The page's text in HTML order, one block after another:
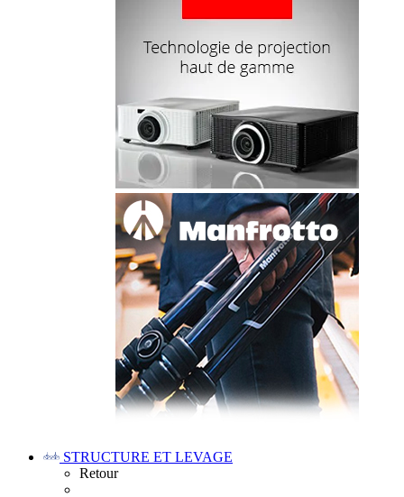
STRUCTURE ET LEVAGE
Retour